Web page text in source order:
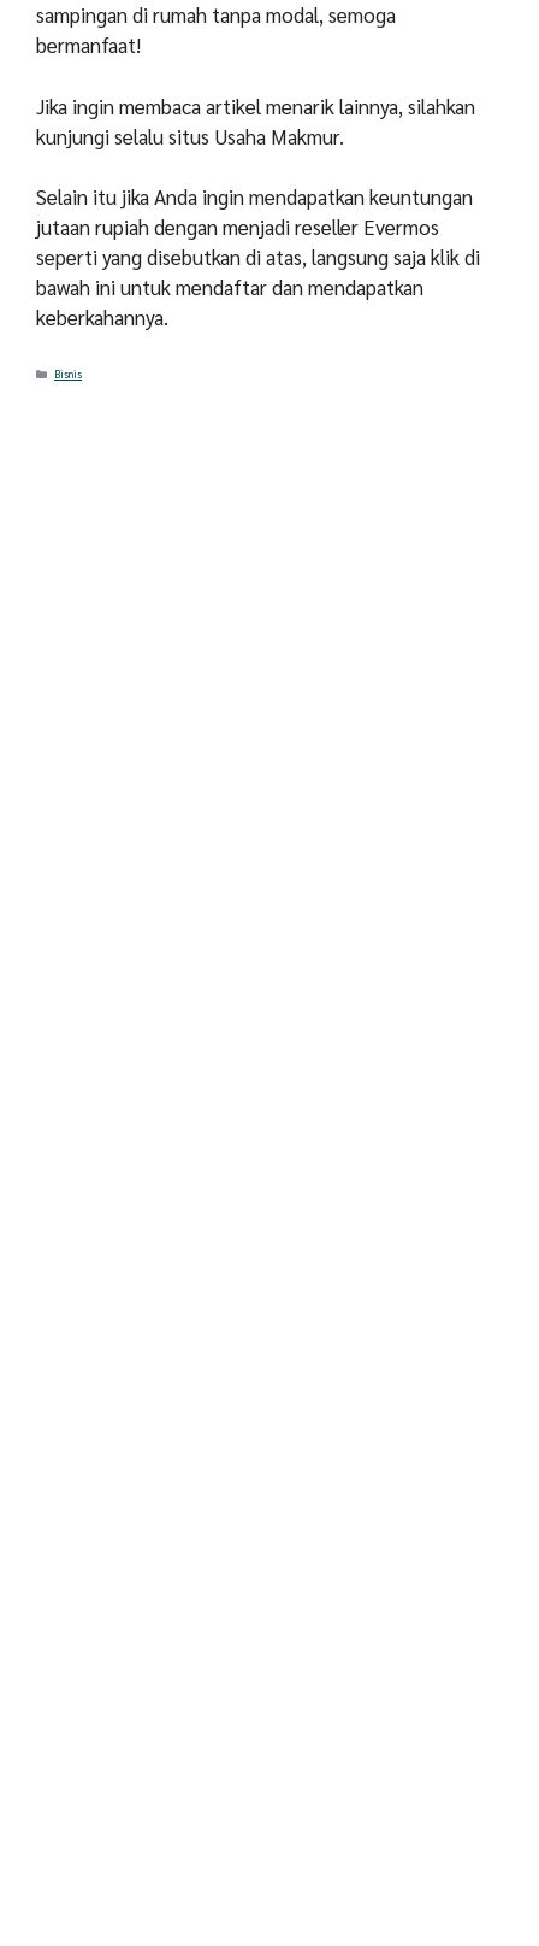
sampingan di rumah tanpa modal, semoga
bermanfaat!
Jika ingin membaca artikel menarik lainnya, silahkan
kunjungi selalu situs Usaha Makmur.
Selain itu jika Anda ingin mendapatkan keuntungan
jutaan rupiah dengan menjadi reseller Evermos
seperti yang disebutkan di atas, langsung saja klik di
bawah ini untuk mendaftar dan mendapatkan
keberkahannya.
Categories
Bisnis